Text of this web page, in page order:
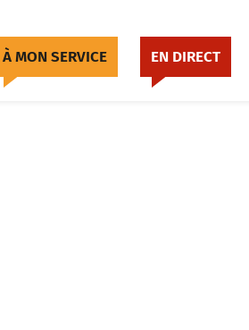
À MON SERVICE EN DIRECT